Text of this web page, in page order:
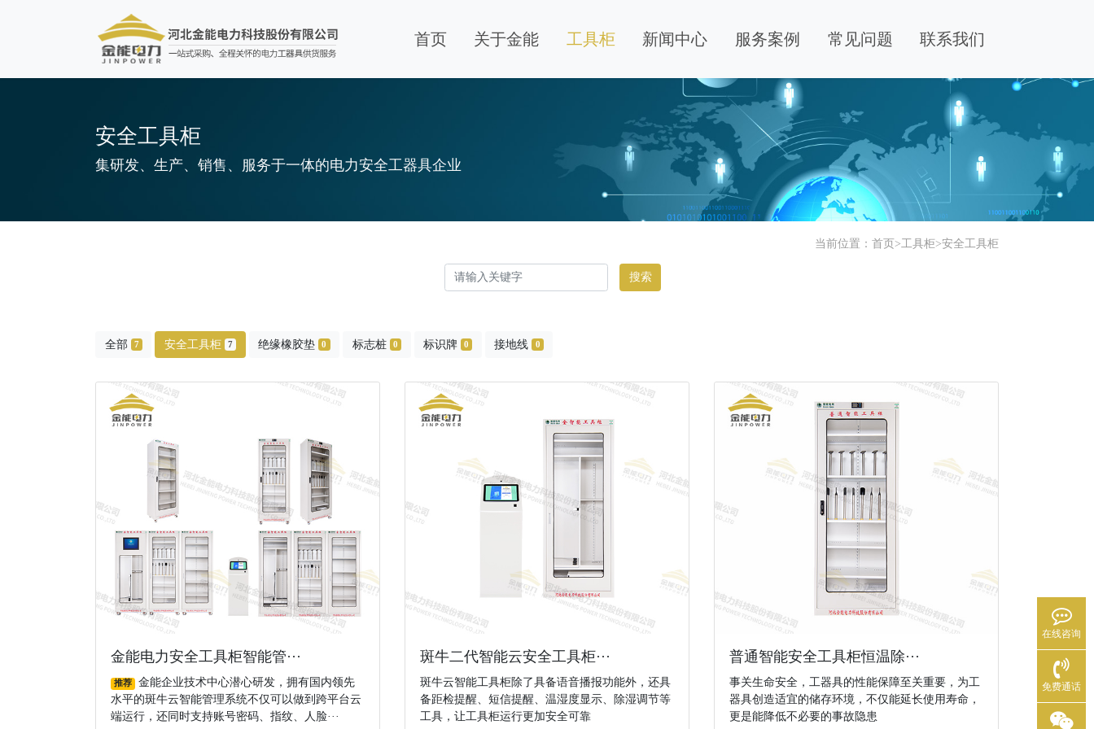
首页 关于金能 工具柜 新闻中心 服务案例 常见问题 联系我们
安全工具柜
集研发、生产、销售、服务于一体的电力安全工器具企业
当前位置： 首页 >工具柜>安全工具柜
搜索
全部 7 安全工具柜 7 绝缘橡胶垫 0 标志桩 0 标识牌 0 接地线 0
金能电力安全工具柜智能管···
推荐 金能企业技术中心潜心研发，拥有国内领先
水平的斑牛云智能管理系统不仅可以做到跨平台云
端运行，还同时支持账号密码、指纹、人脸···
斑牛二代智能云安全工具柜···
斑牛云智能工具柜除了具备语音播报功能外，还具
备距检提醒、短信提醒、温湿度显示、除湿调节等
工具，让工具柜运行更加安全可靠
普通智能安全工具柜恒温除···
事关生命安全，工器具的性能保障至关重要，为工
器具创造适宜的储存环境，不仅能延长使用寿命，
更是能降低不必要的事故隐患
在线咨询
免费通话